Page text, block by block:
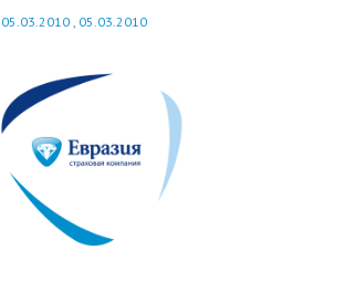
05.03.2010 , 05.03.2010